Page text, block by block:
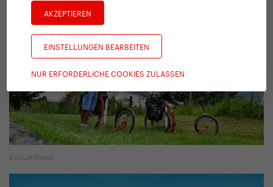
AKZEPTIEREN
EINSTELLUNGEN BEARBEITEN
NUR ERFORDERLICHE COOKIES ZULASSEN
Kolumbien